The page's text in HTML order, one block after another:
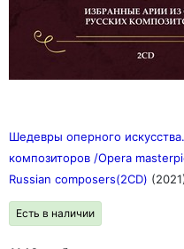
Шедевры оперного
композиторов /Opera
Russian composers(2CD)
Есть в наличии